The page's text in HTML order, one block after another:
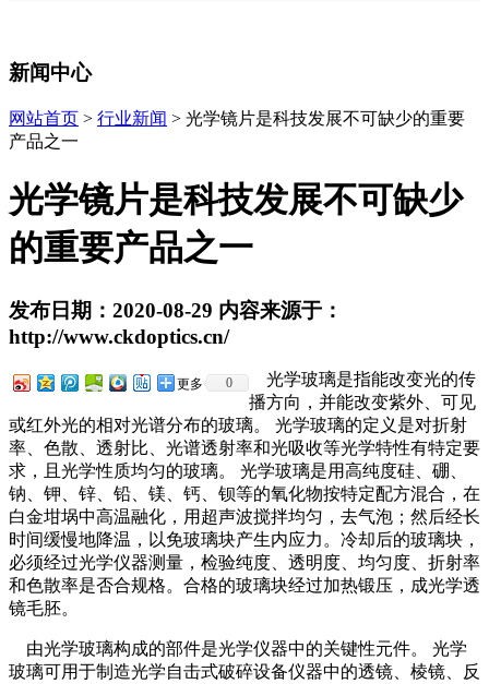
新闻中心
网站首页 > 行业新闻 > 光学镜片是科技发展不可缺少的重要
产品之一
光学镜片是科技发展不可缺少
的重要产品之一
发布日期：2020-08-29 内容来源于：
http://www.ckdoptics.cn/
更多 0
光学玻璃是指能改变光的传
播方向，并能改变紫外、可见
或红外光的相对光谱分布的玻璃。 光学玻璃的定义是对折射
率、色散、透射比、光谱透射率和光吸收等光学特性有特定要
求，且光学性质均匀的玻璃。 光学玻璃是用高纯度硅、硼、
钠、钾、锌、铅、镁、钙、钡等的氧化物按特定配方混合，在
白金坩埚中高温融化，用超声波搅拌均匀，去气泡；然后经长
时间缓慢地降温，以免玻璃块产生内应力。冷却后的玻璃块，
必须经过光学仪器测量，检验纯度、透明度、均匀度、折射率
和色散率是否合规格。合格的玻璃块经过加热锻压，成光学透
镜毛胚。
由光学玻璃构成的部件是光学仪器中的关键性元件。 光学
玻璃可用于制造光学自击式破碎设备仪器中的透镜、棱镜、反